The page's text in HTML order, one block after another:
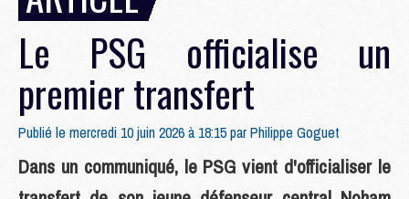
Le PSG officialise un
premier transfert
Publié le mercredi 10 juin 2026 à 18:15 parPhilippe Goguet
Dans un communiqué, le PSG vient d'officialiser le